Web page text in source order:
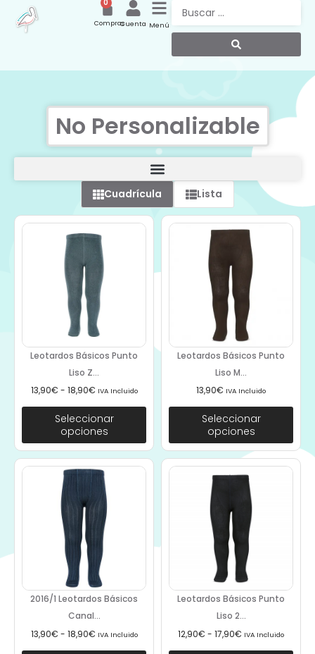
Menú
Cuenta
0
Compras
No Personalizable
Cuadrícula Lista
Leotardos Básicos Punto
Liso Z...
13,90€ - 18,90€ IVA Incluido
Seleccionar
opciones
Leotardos Básicos Punto
Liso M...
13,90€ IVA Incluido
Seleccionar
opciones
2016/1 Leotardos Básicos
Canal...
13,90€ - 18,90€ IVA Incluido
Leotardos Básicos Punto
Liso 2...
12,90€ - 17,90€ IVA Incluido